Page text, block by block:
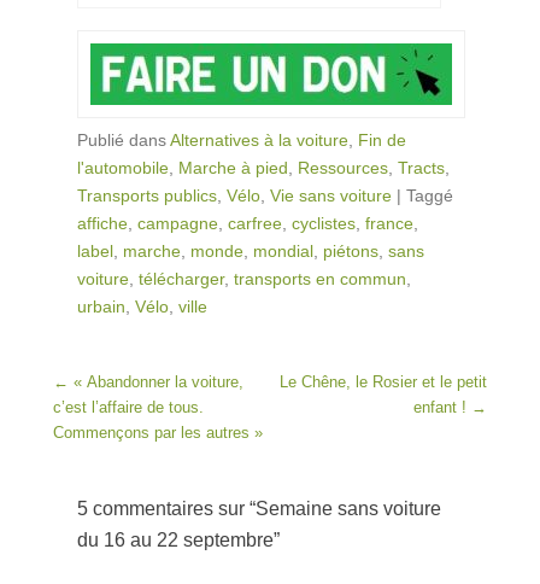
Publié dansAlternatives à la voiture Fin de
l'automobile Marche à pied Ressources Tracts
Transports publics Vélo Vie sans voiture | Taggé
affiche campagne carfree cyclistes france
label marche monde mondial piétons sans
voiture télécharger, transports en commun
urbain Vélo ville
Post navigation
← « Abandonner la voiture,
c’est l’affaire de tous.
Commençons par les autres »
Le Chêne, le Rosier et le petit
enfant ! →
5 commentaires sur “Semaine sans voiture
du 16 au 22 septembre”